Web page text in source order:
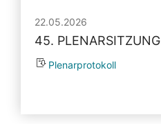
22.05.2026
45. PLENARSITZUNG
Plenarprotokoll